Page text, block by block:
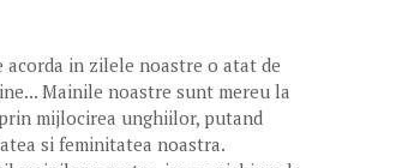
acorda in zilele noastre o atat de
Mainile noastre sunt mereu la
mijlocirea unghiilor, putand
si feminitatea noastra.